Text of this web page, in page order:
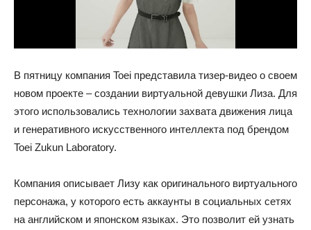
В пятницу компания Toei представила тизер-видео о своем
новом проекте – создании виртуальной девушки Лиза. Для
этого использовались технологии захвата движения лица
и генеративного искусственного интеллекта под брендом
Toei Zukun Laboratory.
Компания описывает Лизу как оригинального виртуального
персонажа, у которого есть аккаунты в социальных сетях
на английском и японском языках. Это позволит ей узнать